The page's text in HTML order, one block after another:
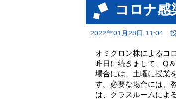
コロナ
2022年01月28日 11:04
オミクロン株によるコ
昨日に続きまして、Q
場合には、土曜に授業
す。必要な場合には、
は、クラスルームによ